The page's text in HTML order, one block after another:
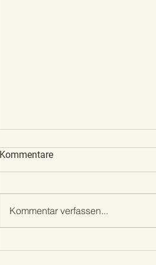
Kommentare
Kommentar verfassen...